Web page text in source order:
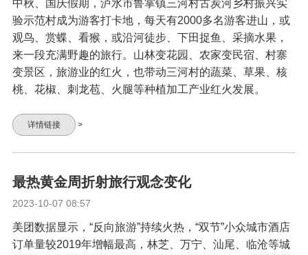
中秋、国庆假期，泸水市鲁掌镇三河村古炭河乡村振兴实
验示范村成为游客打卡地，每天有2000多名游客进山，或
观鸟、赏蝶、看猴，或沿河徒步、下田捉鱼、采摘水果，
来一段充满野趣的旅行。山林变花园、农家变民宿、村寨
变景区，旅游业的红火，也带动三河村的蔬菜、草果、核
桃、花椒、刺龙苞、火腿等种植加工产业红火发展。
详情链接 >
最热黄金周折射旅行观念变化
2023-10-07 08:57
美团数据显示，“反向旅游”持续火热，“双节”小众城市酒店
订单量较2019年增幅最高，林芝、万宁、汕尾、临沧等城